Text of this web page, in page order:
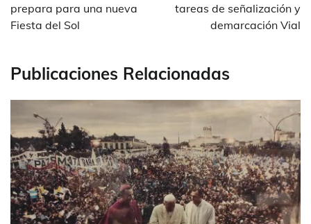
entradas
prepara para una nueva
Fiesta del Sol
tareas de señalización y
demarcación Vial
Publicaciones Relacionadas